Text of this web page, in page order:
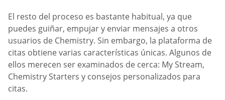
El resto del proceso es bastante habitual, ya que
puedes guiñar, empujar y enviar mensajes a otros
usuarios de Chemistry. Sin embargo, la plataforma de
citas obtiene varias características únicas. Algunos de
ellos merecen ser examinados de cerca: My Stream,
Chemistry Starters y consejos personalizados para
citas.